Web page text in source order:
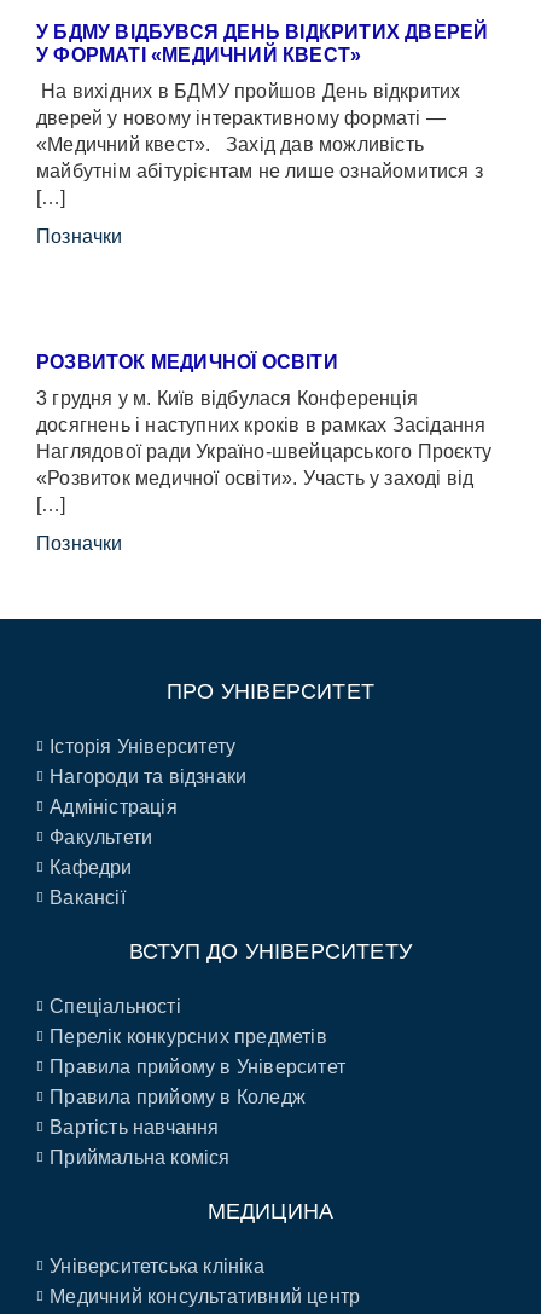
У БДМУ ВІДБУВСЯ ДЕНЬ ВІДКРИТИХ ДВЕРЕЙ
У ФОРМАТІ «МЕДИЧНИЙ КВЕСТ»
На вихідних в БДМУ пройшов День відкритих
дверей у новому інтерактивному форматі —
«Медичний квест». Захід дав можливість
майбутнім абітурієнтам не лише ознайомитися з
[…]
Позначки
РОЗВИТОК МЕДИЧНОЇ ОСВІТИ
3 грудня у м. Київ відбулася Конференція
досягнень і наступних кроків в рамках Засідання
Наглядової ради Україно-швейцарського Проєкту
«Розвиток медичної освіти». Участь у заході від
[…]
Позначки
ПРО УНІВЕРСИТЕТ
Історія Університету
Нагороди та відзнаки
Адміністрація
Факультети
Кафедри
Вакансії
ВСТУП ДО УНІВЕРСИТЕТУ
Спеціальності
Перелік конкурсних предметів
Правила прийому в Університет
Правила прийому в Коледж
Вартість навчання
Приймальна коміся
МЕДИЦИНА
Університетська клініка
Медичний консультативний центр